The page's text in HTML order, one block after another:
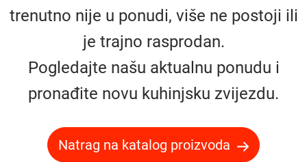
trenutno nije u ponudi, više ne postoji ili
je trajno rasprodan.
Pogledajte našu aktualnu ponudu i
pronađite novu kuhinjsku zvijezdu.
Natrag na katalog proizvoda